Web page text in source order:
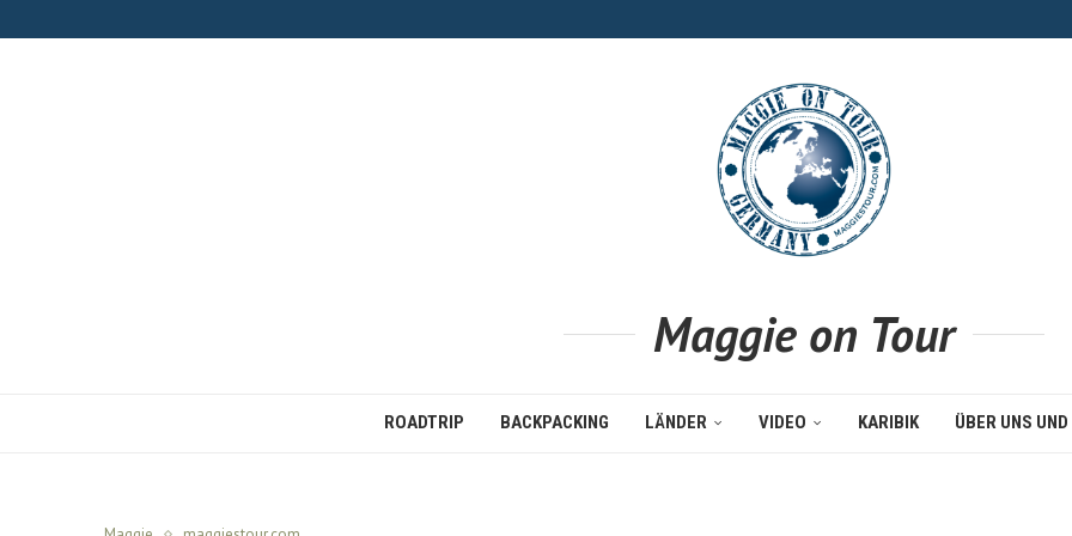
Maggie on Tour
ROADTRIP BACKPACKING LÄNDER VIDEO KARIBIK ÜBER UNS